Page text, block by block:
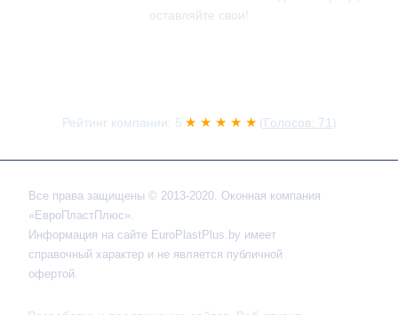
оставляйте свои!
Рейтинг компании: 5 ★ ★ ★ ★ ★ (Голосов: 71 )
Все права защищены © 2013-2020. Оконная компания
«ЕвроПластПлюс».
Информация на сайте EuroPlastPlus.by имеет
справочный характер и не является публичной
офертой.